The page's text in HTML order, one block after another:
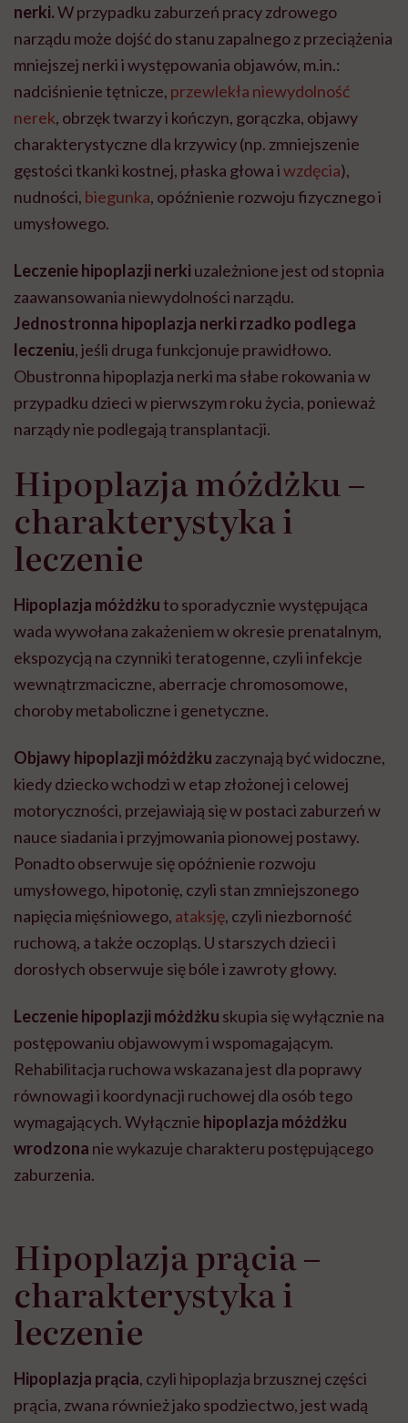
nerki.W przypadku zaburzeń pracy zdrowego
narządu może dojść do stanu zapalnego z przeciążenia
mniejszej nerki i występowania objawów, m.in.:
nadciśnienie tętnicze, przewlekła niewydolność
nerek, obrzęk twarzy i kończyn, gorączka, objawy
charakterystyczne dla krzywicy (np. zmniejszenie
gęstości tkanki kostnej, płaska głowa iwzdęcia),
nudności, biegunka, opóźnienie rozwoju fizycznego i
umysłowego.
Leczenie hipoplazji nerki uzależnione jest od stopnia
zaawansowania niewydolności narządu.
Jednostronna hipoplazja nerki rzadko podlega
leczeniu, jeśli druga funkcjonuje prawidłowo.
Obustronna hipoplazja nerki ma słabe rokowania w
przypadku dzieci w pierwszym roku życia, ponieważ
narządy nie podlegają transplantacji.
Hipoplazja móżdżku –
charakterystyka i
leczenie
Hipoplazja móżdżkuto sporadycznie występująca
wada wywołana zakażeniem w okresie prenatalnym,
ekspozycją na czynniki teratogenne, czyli infekcje
wewnątrzmaciczne, aberracje chromosomowe,
choroby metaboliczne i genetyczne.
Objawy hipoplazji móżdżku zaczynają być widoczne,
kiedy dziecko wchodzi w etap złożonej i celowej
motoryczności, przejawiają się w postaci zaburzeń w
nauce siadania i przyjmowania pionowej postawy.
Ponadto obserwuje się opóźnienie rozwoju
umysłowego, hipotonię, czyli stan zmniejszonego
napięcia mięśniowego, ataksję, czyli niezborność
ruchową, a także oczopląs. U starszych dzieci i
dorosłych obserwuje się bóle i zawroty głowy.
Leczenie hipoplazji móżdżku skupia się wyłącznie na
postępowaniu objawowym i wspomagającym.
Rehabilitacja ruchowa wskazana jest dla poprawy
równowagi i koordynacji ruchowej dla osób tego
wymagających. Wyłącznie hipoplazja móżdżku
wrodzona nie wykazuje charakteru postępującego
zaburzenia.
Hipoplazja prącia –
charakterystyka i
leczenie
Hipoplazja prącia, czyli hipoplazja brzusznej części
prącia, zwana również jako spodziectwo, jest wadą